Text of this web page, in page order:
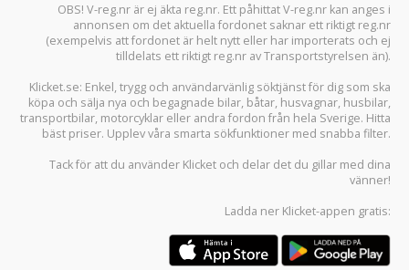
OBS! V-reg.nr är ej äkta reg.nr. Ett påhittat V-reg.nr kan anges i
annonsen om det aktuella fordonet saknar ett riktigt reg.nr
(exempelvis att fordonet är helt nytt eller har importerats och ej
tilldelats ett riktigt reg.nr av Transportstyrelsen än).
Klicket.se: Enkel, trygg och användarvänlig söktjänst för dig som ska
köpa och sälja nya och begagnade bilar, båtar, husvagnar, husbilar,
transportbilar, motorcyklar eller andra fordon från hela Sverige. Hitta
bäst priser. Upplev våra smarta sökfunktioner med snabba filter.
Tack för att du använder Klicket och delar det du gillar med dina
vänner!
Ladda ner Klicket-appen gratis: